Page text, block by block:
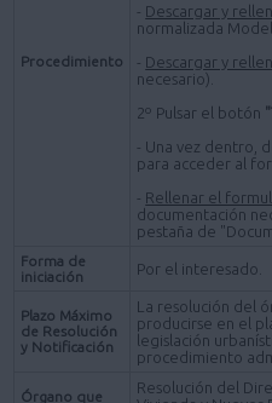
Procedimiento
- Descargar y
normalizada
- Descargar y
necesario).
2º Pulsar el botón
- Una vez dentro,
para acceder al
- Rellenar el
documentación
pestaña de
Forma de
iniciación
Por el interesado.
Plazo Máximo
de Resolución
y Notificación
La resolución del
producirse en el
legislación
procedimiento
Órgano que
Resolución del